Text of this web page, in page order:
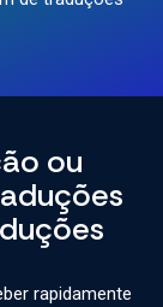
ou
rapidamente